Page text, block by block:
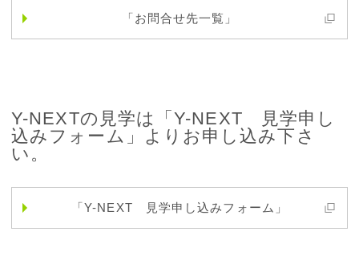
「お問合せ先一覧」
Y-NEXTの見学は「Y-NEXT 見学申し
込みフォーム」よりお申し込み下さ
い。
「Y-NEXT 見学申し込みフォーム」